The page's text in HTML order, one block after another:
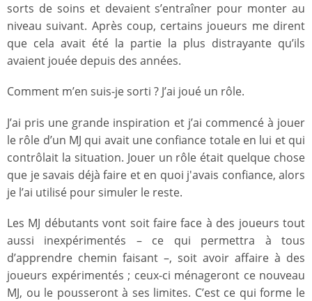
sorts de soins et devaient s’entraîner pour monter au
niveau suivant. Après coup, certains joueurs me dirent
que cela avait été la partie la plus distrayante qu’ils
avaient jouée depuis des années.
Comment m’en suis-je sorti ? J’ai joué un rôle.
J’ai pris une grande inspiration et j’ai commencé à jouer
le rôle d’un MJ qui avait une confiance totale en lui et qui
contrôlait la situation. Jouer un rôle était quelque chose
que je savais déjà faire et en quoi j'avais confiance, alors
je l’ai utilisé pour simuler le reste.
Les MJ débutants vont soit faire face à des joueurs tout
aussi inexpérimentés – ce qui permettra à tous
d’apprendre chemin faisant –, soit avoir affaire à des
joueurs expérimentés ; ceux-ci ménageront ce nouveau
MJ, ou le pousseront à ses limites. C’est ce qui forme le